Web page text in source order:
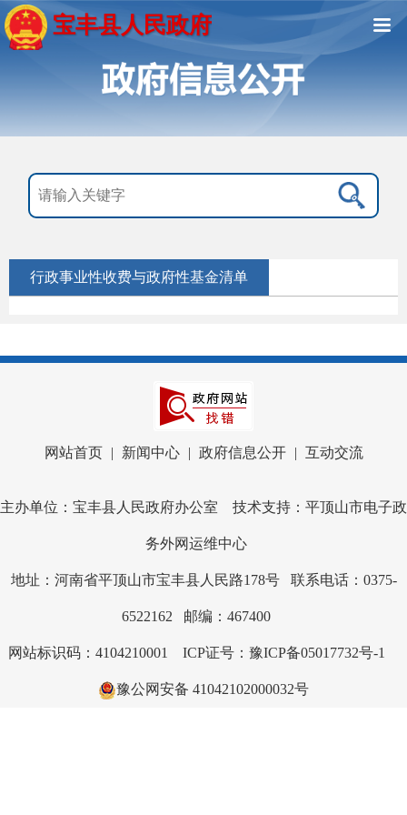
宝丰县人民政府
行政事业性收费与政府性基金清单
网站首页 | 新闻中心 | 政府信息公开 | 互动交流
主办单位：宝丰县人民政府办公室 技术支持：平顶山市电子政
务外网运维中心
地址：河南省平顶山市宝丰县人民路178号 联系电话：0375-
6522162 邮编：467400
网站标识码：4104210001 ICP证号：豫ICP备05017732号-1
豫公网安备 41042102000032号